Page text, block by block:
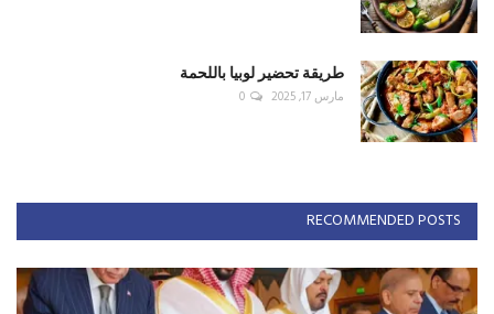
طريقة تحضير لوبيا باللحمة
مارس 17, 2025 0
RECOMMENDED POSTS